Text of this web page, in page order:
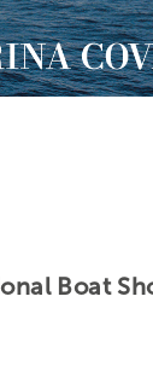
Boat